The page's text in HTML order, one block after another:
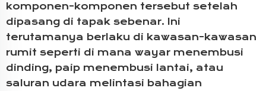
komponen-komponen tersebut setelah
dipasang di tapak sebenar. Ini
terutamanya berlaku di kawasan-kawasan
rumit seperti di mana wayar menembusi
dinding, paip menembusi lantai, atau
saluran udara melintasi bahagian